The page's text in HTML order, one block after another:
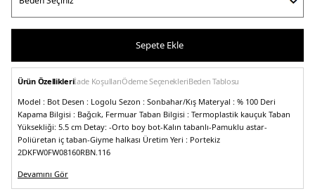
Sepete Ekle
Ürün Özellikleriİade KoşullarıÖdeme SeçenekleriBeden Tablosu
Model : Bot Desen : Logolu Sezon : Sonbahar/Kış Materyal : % 100 Deri
Kapama Bilgisi : Bağcık, Fermuar Taban Bilgisi : Termoplastik kauçuk Taban
Yüksekliği: 5.5 cm Detay: -Orto boy bot-Kalın tabanlı-Pamuklu astar-
Poliüretan iç taban-Giyme halkası Üretim Yeri : Portekiz
2DKFW0FW08160RBN.116
Devamını Gör